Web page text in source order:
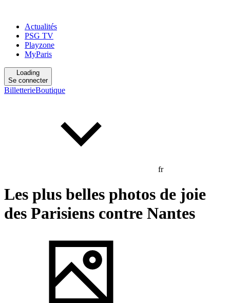
Actualités
PSG TV
Playzone
MyParis
Loading
Se connecter
BilletterieBoutique
fr
Les plus belles photos de joie
des Parisiens contre Nantes